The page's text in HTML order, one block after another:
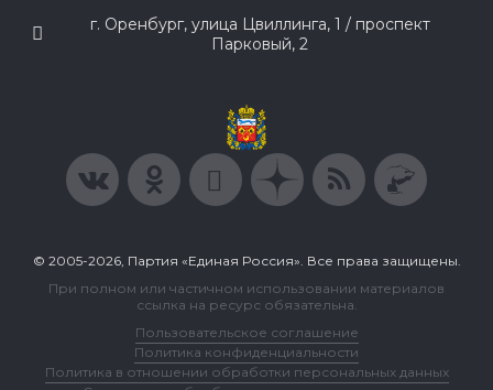
г. Оренбург, улица Цвиллинга, 1 / проспект
Парковый, 2
© 2005-2026, Партия «Единая Россия». Все права защищены.
При полном или частичном использовании материалов
ссылка на ресурс обязательна.
Пользовательское соглашение
Политика конфиденциальности
Политика в отношении обработки персональных данных